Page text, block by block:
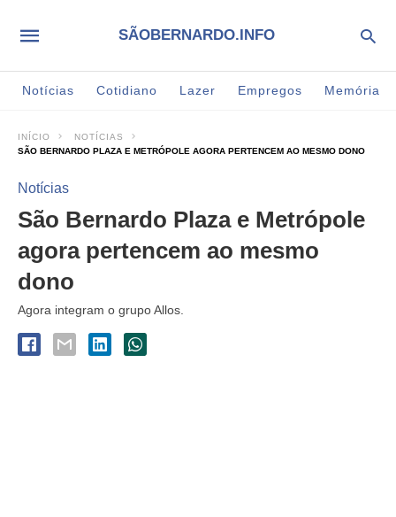
SÃOBERNARDO.INFO
Notícias Cotidiano Lazer Empregos Memória
INÍCIO
NOTÍCIAS
SÃO BERNARDO PLAZA E METRÓPOLE AGORA PERTENCEM AO MESMO DONO
Notícias
São Bernardo Plaza e Metrópole
agora pertencem ao mesmo
dono
Agora integram o grupo Allos.